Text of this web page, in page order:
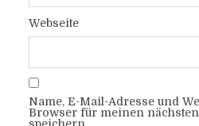
Webseite
Name, E-Mail-Adresse und
Browser für meinen